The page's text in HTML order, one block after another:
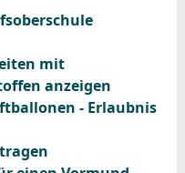
mit
anzeigen
- Erlaubnis